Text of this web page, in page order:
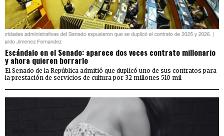
Escándalo en el Senado: aparece dos veces contrato millonario
y ahora quieren borrarlo
El Senado de la República admitió que duplicó uno de sus contratos para
la prestación de servicios de cultura por 32 millones 510 mil